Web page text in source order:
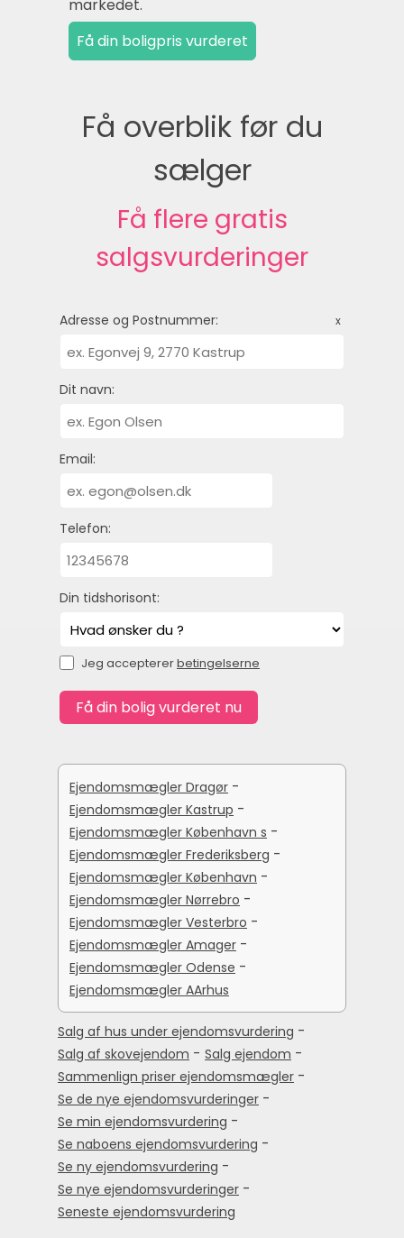
markedet.
Få overblik før du
sælger
Få flere gratis
salgsvurderinger
Adresse og Postnummer: x
Dit navn:
Email:
Telefon:
Din tidshorisont:
Jeg acceptererbetingelserne
Ejendomsmægler Dragør -
Ejendomsmægler Kastrup -
Ejendomsmægler København s -
Ejendomsmægler Frederiksberg -
Ejendomsmægler København -
Ejendomsmægler Nørrebro -
Ejendomsmægler Vesterbro -
Ejendomsmægler Amager -
Ejendomsmægler Odense -
Ejendomsmægler AArhus
Salg af hus under ejendomsvurdering -
Salg af skovejendom - Salg ejendom -
Sammenlign priser ejendomsmægler -
Se de nye ejendomsvurderinger -
Se min ejendomsvurdering -
Se naboens ejendomsvurdering -
Se ny ejendomsvurdering -
Se nye ejendomsvurderinger -
Seneste ejendomsvurdering